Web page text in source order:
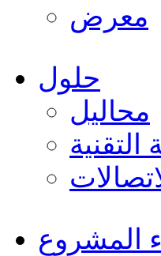
معرض
حلول
محاليل
التقنية
المشروع